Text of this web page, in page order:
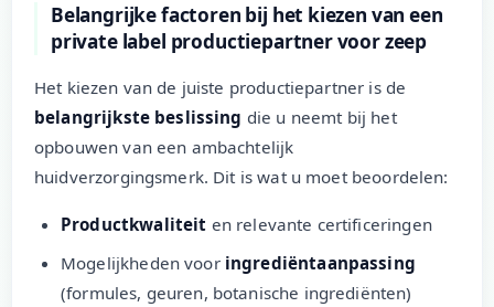
Belangrijke factoren bij het kiezen van een
private label productiepartner voor zeep
Het kiezen van de juiste productiepartner is de
belangrijkste beslissing die u neemt bij het
opbouwen van een ambachtelijk
huidverzorgingsmerk. Dit is wat u moet beoordelen:
Productkwaliteit en relevante certificeringen
Mogelijkheden voor ingrediëntaanpassing
(formules, geuren, botanische ingrediënten)